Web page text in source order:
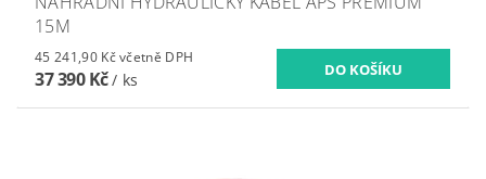
15M
45 241,90 Kč včetně DPH
37 390 Kč/ ks